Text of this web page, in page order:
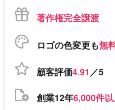
著作権完全譲渡
ロゴの色変更も無
顧客評価4.91／5
創業12年6,000件